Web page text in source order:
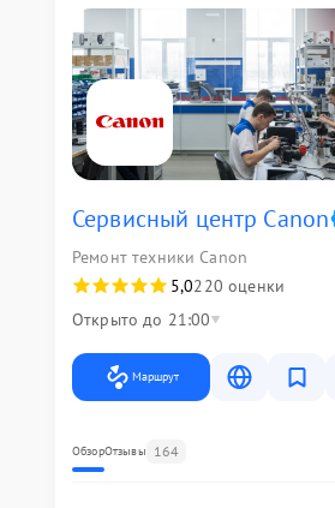
Сервисный центр Canon
Ремонт техники Canon
5,0220 оценки
Открыто до 21:00
Маршрут
ОбзорОтзывы 164